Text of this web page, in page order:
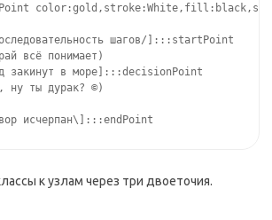
шагов/]:::startPoint
всё понимает)
закинут в море]:::decisionPoint
ты дурак? ©)
исчерпан\]:::endPoint
к узлам через три двоеточия.